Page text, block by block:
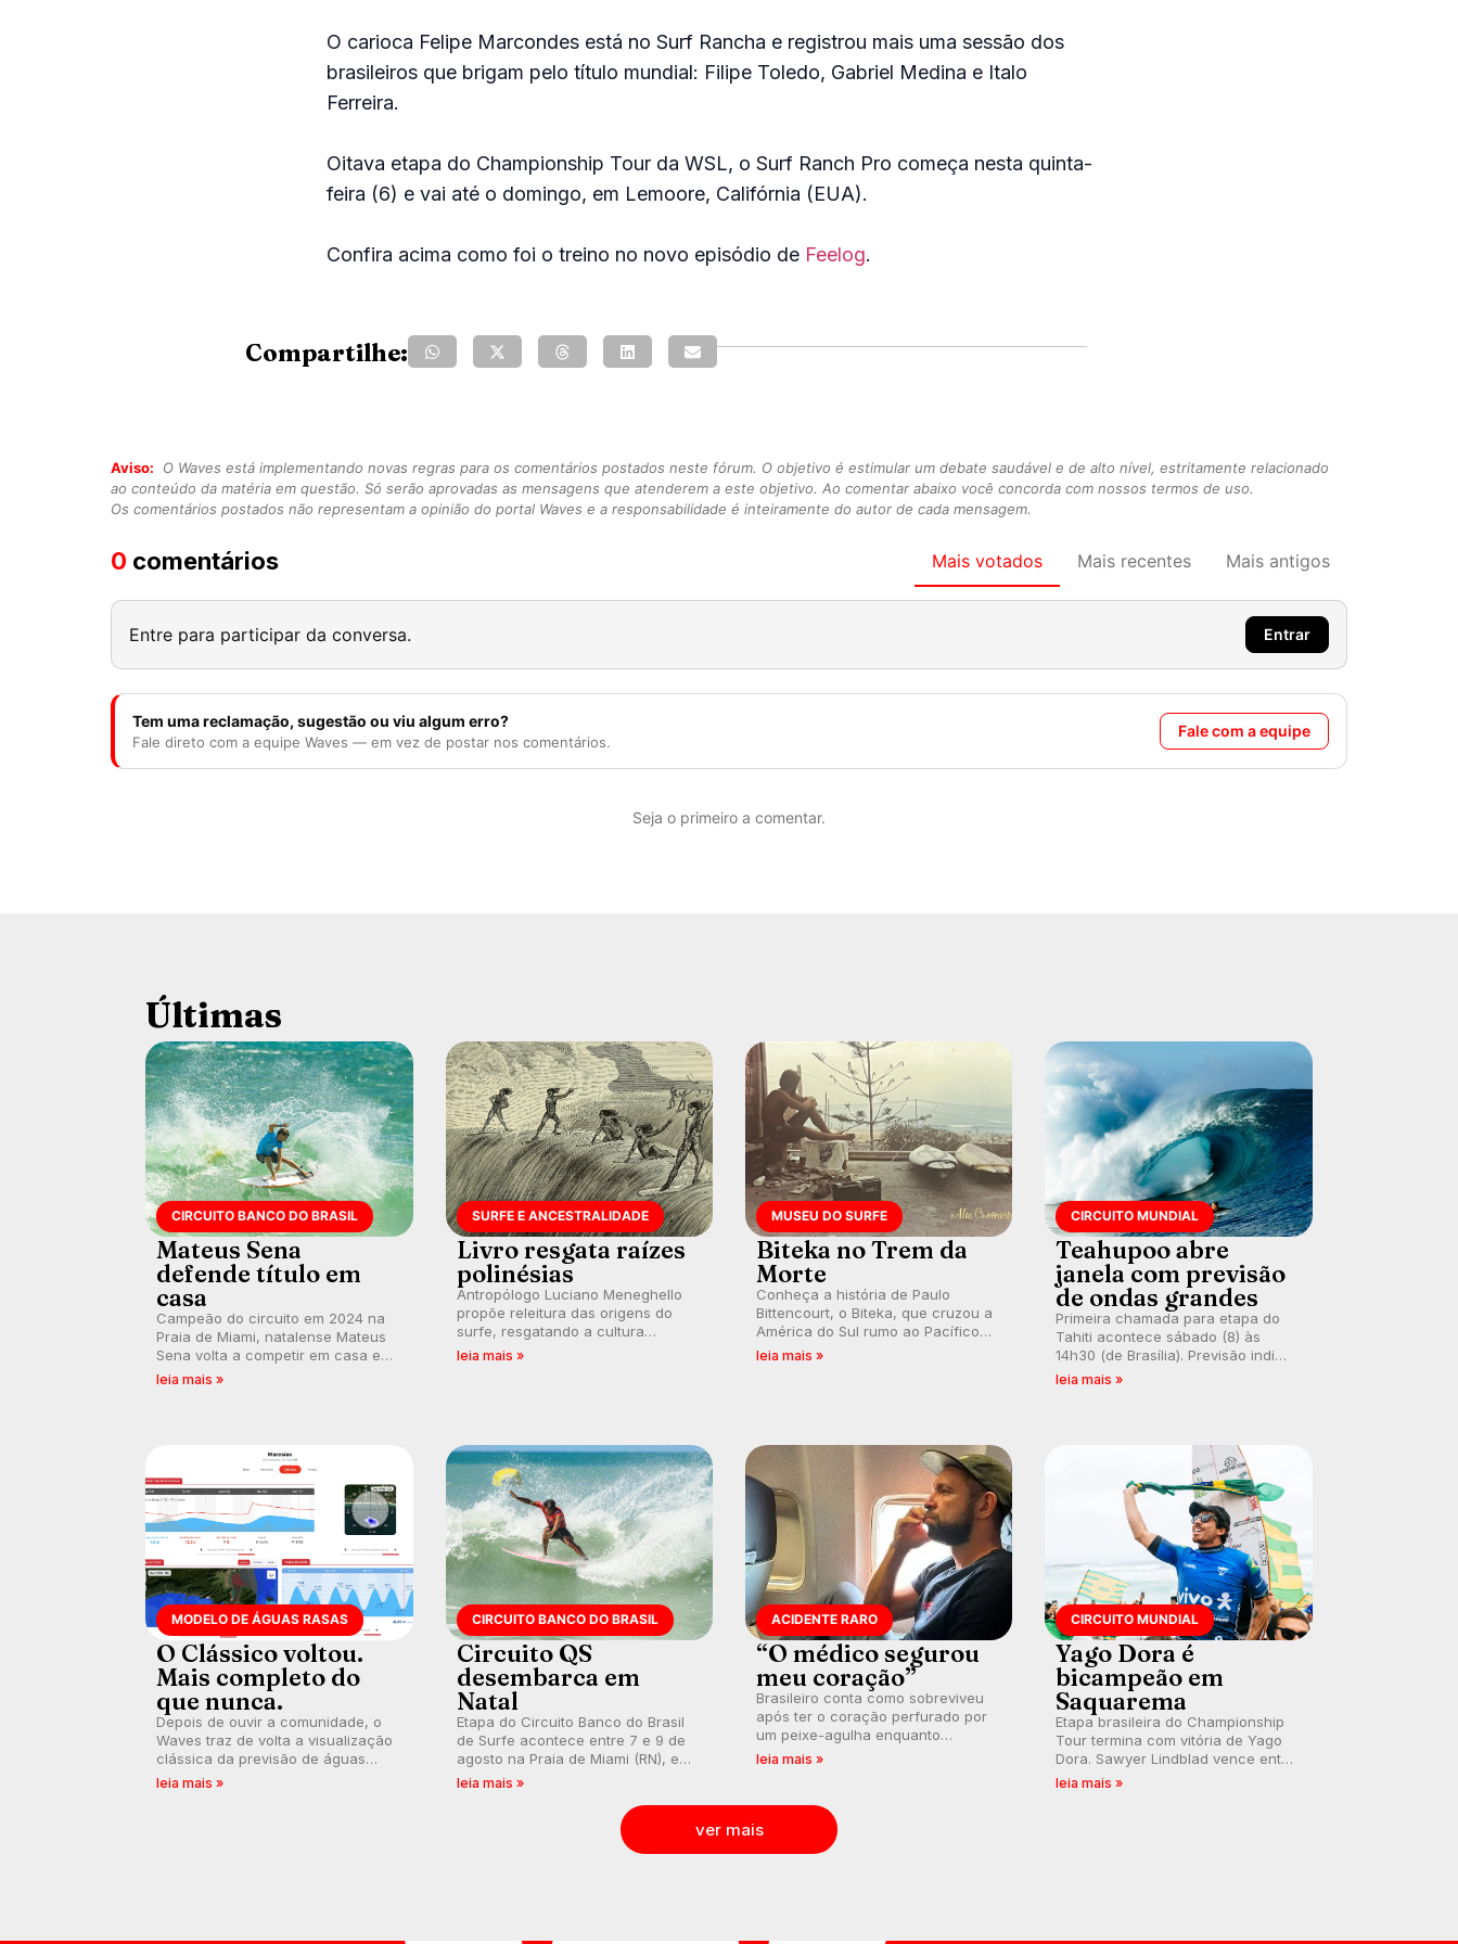
O carioca Felipe Marcondes está no Surf Rancha e registrou mais uma sessão dos
brasileiros que brigam pelo título mundial: Filipe Toledo, Gabriel Medina e Italo
Ferreira.
Oitava etapa do Championship Tour da WSL, o Surf Ranch Pro começa nesta quinta-
feira (6) e vai até o domingo, em Lemoore, Califórnia (EUA).
Confira acima como foi o treino no novo episódio de Feelog.
Compartilhe:
Aviso:
O Waves está implementando novas regras para os comentários postados neste fórum. O objetivo é estimular um debate saudável e de alto nível, estritamente relacionado
ao conteúdo da matéria em questão. Só serão aprovadas as mensagens que atenderem a este objetivo. Ao comentar abaixo você concorda com nossos termos de uso.
Os comentários postados não representam a opinião do portal Waves e a responsabilidade é inteiramente do autor de cada mensagem.
0 comentários Mais votados Mais recentes Mais antigos
Entre para participar da conversa. Entrar
Tem uma reclamação, sugestão ou viu algum erro?
Fale direto com a equipe Waves — em vez de postar nos comentários.
Fale com a equipe
Seja o primeiro a comentar.
Últimas
CIRCUITO BANCO DO BRASIL
Mateus Sena
defende título em
casa
Campeão do circuito em 2024 na
Praia de Miami, natalense Mateus
Sena volta a competir em casa em
busca de manter a hegemonia
leia mais »
SURFE E ANCESTRALIDADE
Livro resgata raízes
polinésias
Antropólogo Luciano Meneghello
propõe releitura das origens do
surfe, resgatando a cultura
polinésia e questionando a visão
leia mais »
MUSEU DO SURFE
Biteka no Trem da
Morte
Conheça a história de Paulo
Bittencourt, o Biteka, que cruzou a
América do Sul rumo ao Pacífico
em uma jornada que se tornou um
leia mais »
CIRCUITO MUNDIAL
Teahupoo abre
janela com previsão
de ondas grandes
Primeira chamada para etapa do
Tahiti acontece sábado (8) às
14h30 (de Brasília). Previsão indica
swell consistente. Medina
leia mais »
MODELO DE ÁGUAS RASAS
O Clássico voltou.
Mais completo do
que nunca.
Depois de ouvir a comunidade, o
Waves traz de volta a visualização
clássica da previsão de águas
rasas, agora integrada à nova
leia mais »
CIRCUITO BANCO DO BRASIL
Circuito QS
desembarca em
Natal
Etapa do Circuito Banco do Brasil
de Surfe acontece entre 7 e 9 de
agosto na Praia de Miami (RN), em
disputas válidas pelo Qualifying
por vagas no Challenger Series.
leia mais »
ACIDENTE RARO
“O médico segurou
meu coração”
Brasileiro conta como sobreviveu
após ter o coração perfurado por
um peixe-agulha enquanto
surfava na Costa Rica.
leia mais »
CIRCUITO MUNDIAL
Yago Dora é
bicampeão em
Saquarema
Etapa brasileira do Championship
Tour termina com vitória de Yago
Dora. Sawyer Lindblad vence entre
as mulheres e Leonardo Fioravanti
leia mais »
ver mais